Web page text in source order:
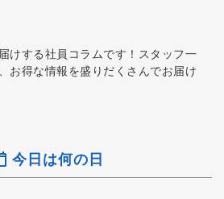
けする社員コラムです！スタッフ一
お得な情報を盛りだくさんでお届け
今日は何の日